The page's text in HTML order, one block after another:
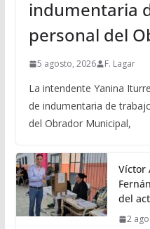
indumentaria
personal del
5 agosto, 2026 F. Lagar
La intendente Yanina
de indumentaria de
del Obrador Municipal,
Víctor
del
2